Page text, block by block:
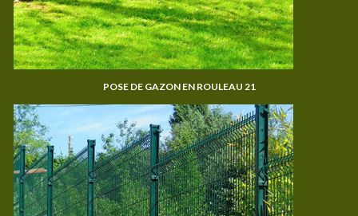
POSE DE GAZON EN ROULEAU 21